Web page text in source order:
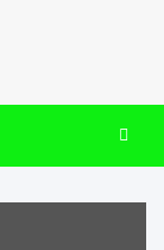
106